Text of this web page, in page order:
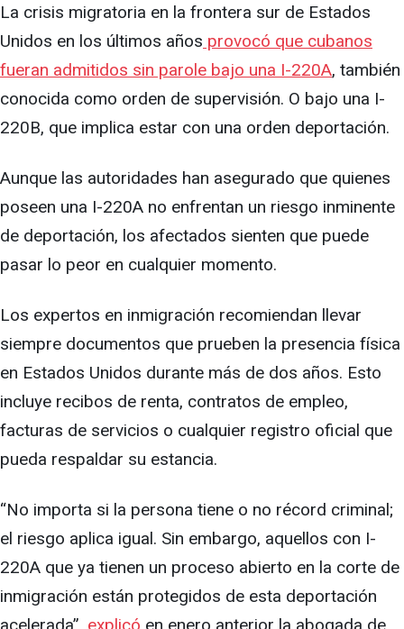
La crisis migratoria en la frontera sur de Estados
Unidos en los últimos años provocó que cubanos
fueran admitidos sin parole bajo una I-220A, también
conocida como orden de supervisión. O bajo una I-
220B, que implica estar con una orden deportación.
Aunque las autoridades han asegurado que quienes
poseen una I-220A no enfrentan un riesgo inminente
de deportación, los afectados sienten que puede
pasar lo peor en cualquier momento.
Los expertos en inmigración recomiendan llevar
siempre documentos que prueben la presencia física
en Estados Unidos durante más de dos años. Esto
incluye recibos de renta, contratos de empleo,
facturas de servicios o cualquier registro oficial que
pueda respaldar su estancia.
“No importa si la persona tiene o no récord criminal;
el riesgo aplica igual. Sin embargo, aquellos con I-
220A que ya tienen un proceso abierto en la corte de
inmigración están protegidos de esta deportación
acelerada”, explicó en enero anterior la abogada de